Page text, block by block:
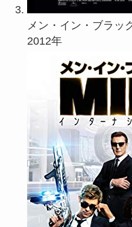
メン・イン・ブラッ
2012年